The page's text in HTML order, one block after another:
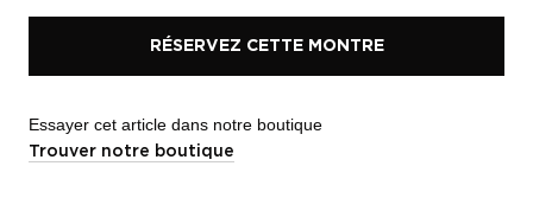
RÉSERVEZ CETTE MONTRE
Essayer cet article dans notre boutique
Trouver notre boutique